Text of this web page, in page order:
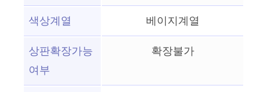
색상계열
베이지계열
상판확장가능
여부
확장불가